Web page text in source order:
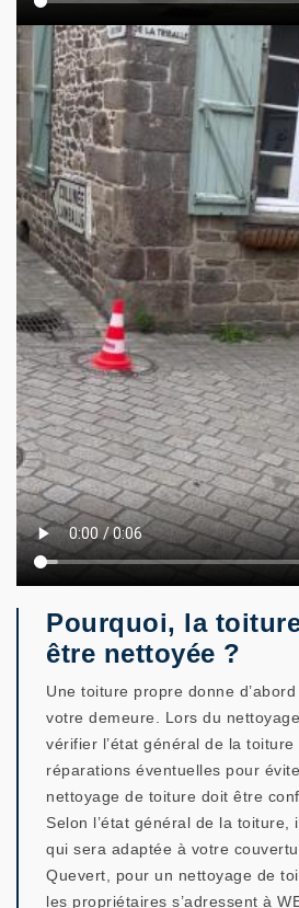
Pourquoi, la
être nettoyée ?
Une toiture propre donne
votre demeure. Lors du
vérifier l’état général de la
réparations éventuelles pour
nettoyage de toiture doit être
Selon l’état général de la toiture,
qui sera adaptée à votre
Quevert, pour un nettoyage de
les propriétaires s’adressent à